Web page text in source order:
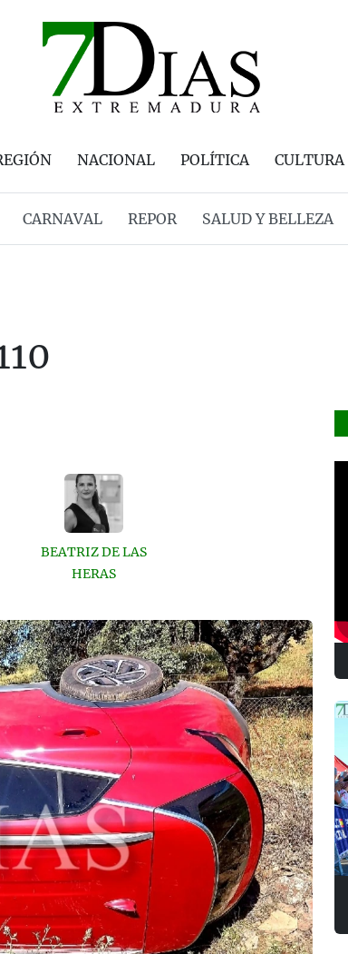
NACIONAL POLÍTICA CULTURA
CARNAVAL REPOR SALUD Y BELLEZA
BEATRIZ DE LAS
HERAS